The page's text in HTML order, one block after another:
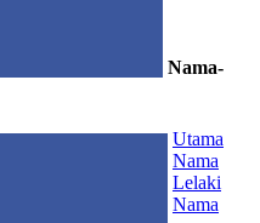
Nama-
Utama
Nama
Lelaki
Nama